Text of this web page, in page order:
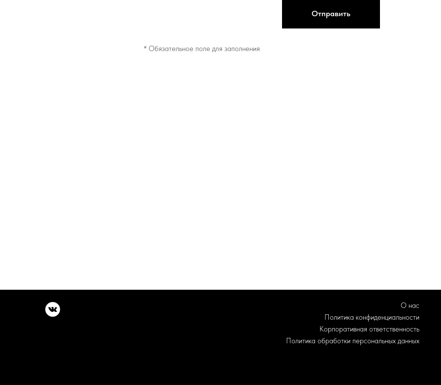
Отправить
* Обязательное поле для заполнения
Политика конфиденциальности
Корпоративная ответственность
Политика обработки персональных данных
О нас